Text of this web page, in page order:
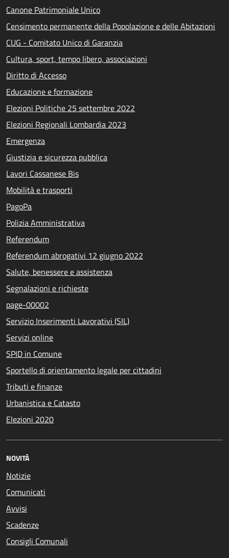
Canone Patrimoniale Unico
Censimento permanente della Popolazione e delle Abitazioni
CUG - Comitato Unico di Garanzia
Cultura, sport, tempo libero, associazioni
Diritto di Accesso
Educazione e formazione
Elezioni Politiche 25 settembre 2022
Elezioni Regionali Lombardia 2023
Emergenza
Giustizia e sicurezza pubblica
Lavori Cassanese Bis
Mobilità e trasporti
PagoPa
Polizia Amministrativa
Referendum
Referendum abrogativi 12 giugno 2022
Salute, benessere e assistenza
Segnalazioni e richieste
page-00002
Servizio Inserimenti Lavorativi (SIL)
Servizi online
SPID in Comune
Sportello di orientamento legale per cittadini
Tributi e finanze
Urbanistica e Catasto
Elezioni 2020
NOVITÀ
Notizie
Comunicati
Avvisi
Scadenze
Consigli Comunali